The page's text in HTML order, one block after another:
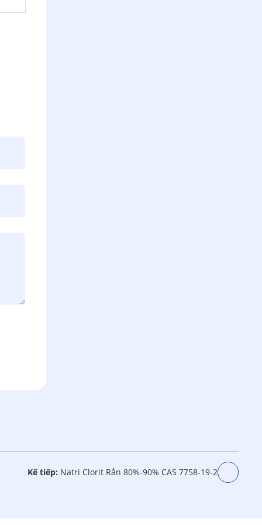
Kế tiếp: Natri Clorit Rắn 80%-90% CAS 7758-19-2